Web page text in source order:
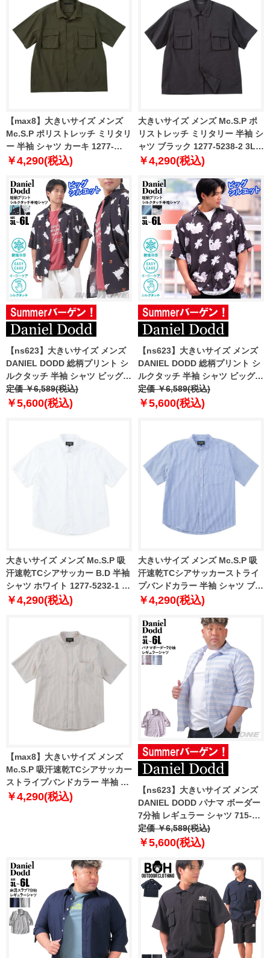
【max8】大きいサイズ メンズ
Mc.S.P ポリストレッチ ミリタリ
ー 半袖 シャツ カーキ 1277-
5238-1 3L 4L 5L 6L 7L 8L
￥4,290(税込)
大きいサイズ メンズ Mc.S.P ポ
リストレッチ ミリタリー 半袖 シ
ャツ ブラック 1277-5238-2 3L
4L 5L 6L 7L 8L
￥4,290(税込)
【ns623】大きいサイズ メンズ
DANIEL DODD 総柄プリント シ
ルクタッチ 半袖 シャツ ビッグシ
ルエット 接触冷感 916-
sh250220 【t2501】
定価 ￥6,589(税込)
￥5,600(税込)
【ns623】大きいサイズ メンズ
DANIEL DODD 総柄プリント シ
ルクタッチ 半袖 シャツ ビッグシ
ルエット 接触冷感 916-
sh250221 【t2501】
定価 ￥6,589(税込)
￥5,600(税込)
大きいサイズ メンズ Mc.S.P 吸
汗速乾TCシアサッカー B.D 半袖
シャツ ホワイト 1277-5232-1 3L
4L 5L 6L 8L
￥4,290(税込)
大きいサイズ メンズ Mc.S.P 吸
汗速乾TCシアサッカーストライ
プバンドカラー 半袖 シャツ ブル
ー 1277-5234-1 3L 4L 5L 6L 8L
￥4,290(税込)
【max8】大きいサイズ メンズ
Mc.S.P 吸汗速乾TCシアサッカー
ストライプバンドカラー 半袖 シ
ャツ ベージュ 1277-5234-2 3L
￥4,290(税込)
【ns623】大きいサイズ メンズ
DANIEL DODD パナマ ボーダー
7分袖 レギュラー シャツ 715-
sh250208
定価 ￥6,589(税込)
￥5,600(税込)